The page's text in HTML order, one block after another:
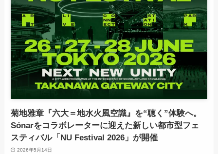
菊地雅章『六大＝地水火風空識』を“聴く”体験へ。
Sónarをコラボレーターに迎えた新しい都市型フェ
スティバル「NU Festival 2026」が開催
2026年5月14日